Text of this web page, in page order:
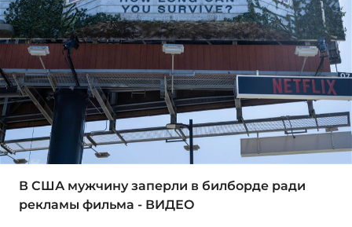
В США мужчину заперли в билборде ради
рекламы фильма - ВИДЕО